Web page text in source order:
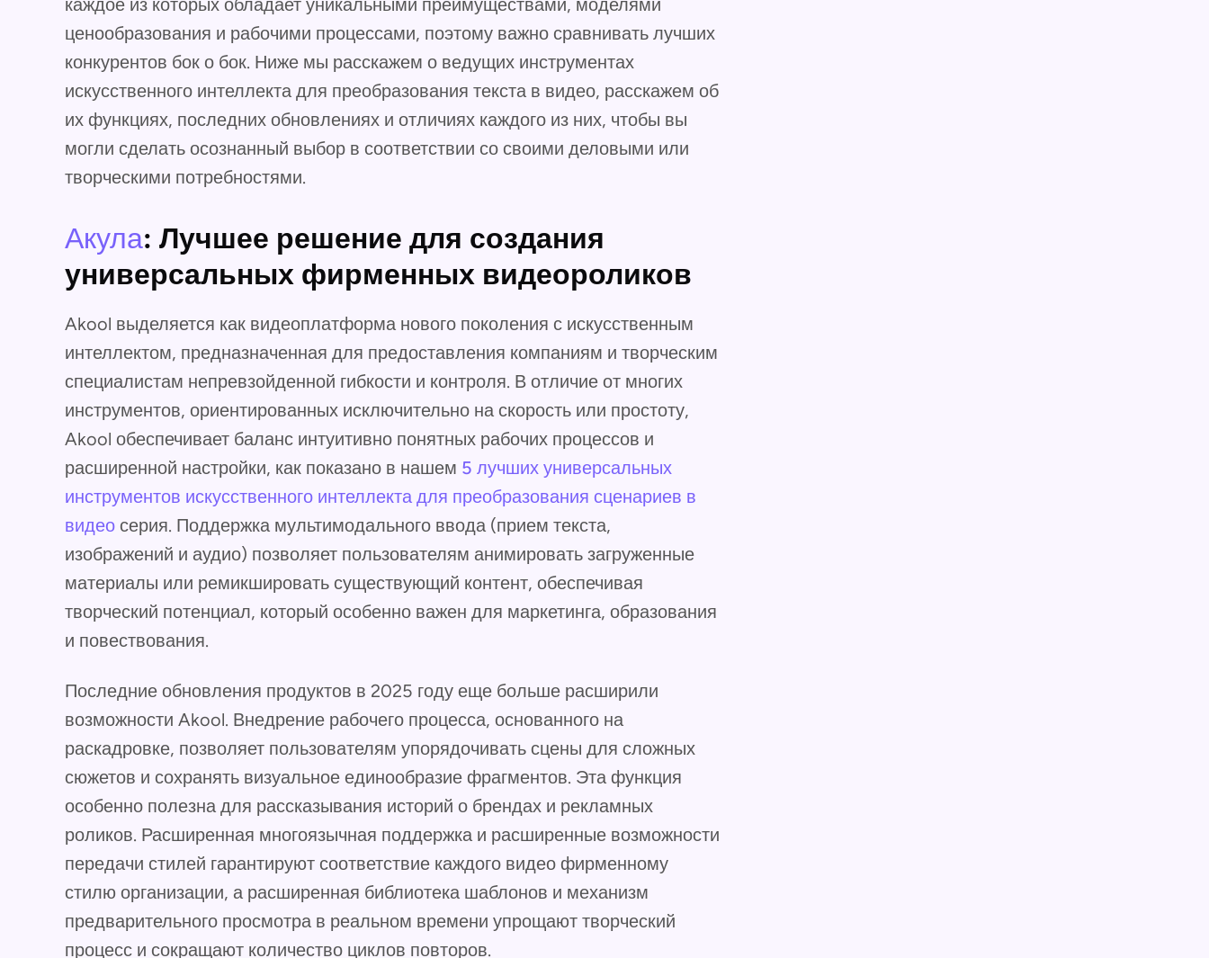
каждое из которых обладает уникальными преимуществами, моделями
ценообразования и рабочими процессами, поэтому важно сравнивать лучших
конкурентов бок о бок. Ниже мы расскажем о ведущих инструментах
искусственного интеллекта для преобразования текста в видео, расскажем об
их функциях, последних обновлениях и отличиях каждого из них, чтобы вы
могли сделать осознанный выбор в соответствии со своими деловыми или
творческими потребностями.
Акула: Лучшее решение для создания
универсальных фирменных видеороликов
Akool выделяется как видеоплатформа нового поколения с искусственным
интеллектом, предназначенная для предоставления компаниям и творческим
специалистам непревзойденной гибкости и контроля. В отличие от многих
инструментов, ориентированных исключительно на скорость или простоту,
Akool обеспечивает баланс интуитивно понятных рабочих процессов и
расширенной настройки, как показано в нашем 5 лучших универсальных
инструментов искусственного интеллекта для преобразования сценариев в
видео серия. Поддержка мультимодального ввода (прием текста,
изображений и аудио) позволяет пользователям анимировать загруженные
материалы или ремикшировать существующий контент, обеспечивая
творческий потенциал, который особенно важен для маркетинга, образования
и повествования.
Последние обновления продуктов в 2025 году еще больше расширили
возможности Akool. Внедрение рабочего процесса, основанного на
раскадровке, позволяет пользователям упорядочивать сцены для сложных
сюжетов и сохранять визуальное единообразие фрагментов. Эта функция
особенно полезна для рассказывания историй о брендах и рекламных
роликов. Расширенная многоязычная поддержка и расширенные возможности
передачи стилей гарантируют соответствие каждого видео фирменному
стилю организации, а расширенная библиотека шаблонов и механизм
предварительного просмотра в реальном времени упрощают творческий
процесс и сокращают количество циклов повторов.